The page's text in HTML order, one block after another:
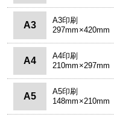
A3
A3印刷
297mm×420mm
A4
A4印刷
210mm×297mm
A5
A5印刷
148mm×210mm